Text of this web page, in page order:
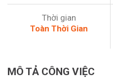
Thời gian
Toàn Thời Gian
MÔ TẢ CÔNG VIỆC